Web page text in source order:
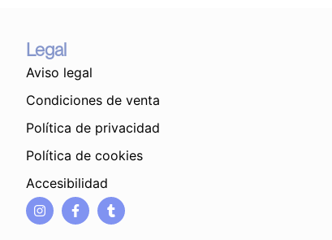
Legal
Aviso legal
Condiciones de venta
Política de privacidad
Política de cookies
Accesibilidad
I
n
F
a
T
u